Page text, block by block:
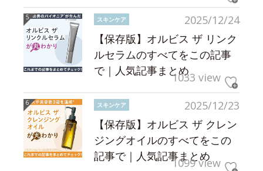
2025/12/24
スキンケア
【保存版】オルビス ザ リンク
ルセラムのすべてをこの記事
で｜人気記事まとめ1033 view
2025/12/23
スキンケア
【保存版】オルビス ザ クレン
ジングオイルのすべてをこの
記事で｜人気記事まとめ
1099 view